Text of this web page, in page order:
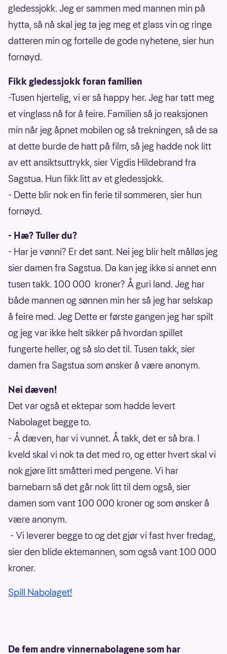
gledessjokk. Jeg er sammen med mannen min på
hytta, så nå skal jeg ta jeg meg et glass vin og ringe
datteren min og fortelle de gode nyhetene, sier hun
fornøyd.
Fikk gledessjokk foran familien
-Tusen hjertelig, vi er så happy her. Jeg har tatt meg
et vinglass nå for å feire. Familien så jo reaksjonen
min når jeg åpnet mobilen og så trekningen, så de sa
at dette burde de hatt på film, så jeg hadde nok litt
av ett ansiktsuttrykk, sier Vigdis Hildebrand fra
Sagstua. Hun fikk litt av et gledessjokk.
- Dette blir nok en fin ferie til sommeren, sier hun
fornøyd.
- Hæ? Tuller du?
- Har je vønni? Er det sant. Nei jeg blir helt målløs jeg
sier damen fra Sagstua. Da kan jeg ikke si annet enn
tusen takk. 100 000 kroner? Å guri land. Jeg har
både mannen og sønnen min her så jeg har selskap
å feire med. Jeg Dette er første gangen jeg har spilt
og jeg var ikke helt sikker på hvordan spillet
fungerte heller, og så slo det til. Tusen takk, sier
damen fra Sagstua som ønsker å være anonym.
Nei dæven!
Det var også et ektepar som hadde levert
Nabolaget begge to.
- Å dæven, har vi vunnet. Å takk, det er så bra. I
kveld skal vi nok ta det med ro, og etter hvert skal vi
nok gjøre litt småtteri med pengene. Vi har
barnebarn så det går nok litt til dem også, sier
damen som vant 100 000 kroner og som ønsker å
være anonym.
- Vi leverer begge to og det gjør vi fast hver fredag,
sier den blide ektemannen, som også vant 100 000
kroner.
Spill Nabolaget!
De fem andre vinnernabolagene som har